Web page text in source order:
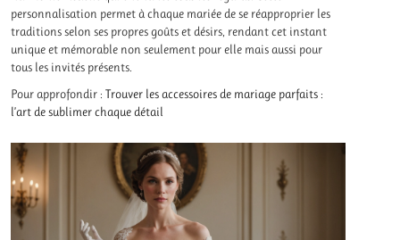
personnalisation permet à chaque mariée de se réapproprier les
traditions selon ses propres goûts et désirs, rendant cet instant
unique et mémorable non seulement pour elle mais aussi pour
tous les invités présents.
Pour approfondir :Trouver les accessoires de mariage parfaits :
l’art de sublimer chaque détail